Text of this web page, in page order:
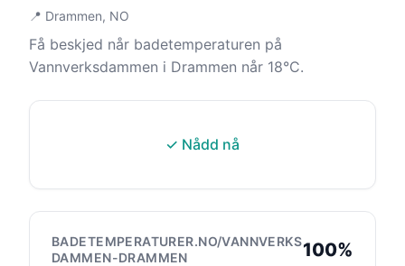
📍 Drammen, NO
Få beskjed når badetemperaturen på
Vannverksdammen i Drammen når 18°C.
✓ Nådd nå
BADETEMPERATURER.NO/VANNVERKS
DAMMEN-DRAMMEN
100%